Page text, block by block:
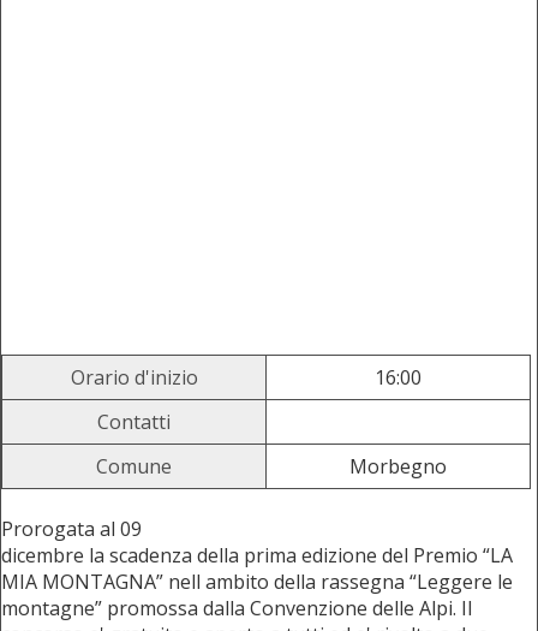
Orario d'inizio
16:00
Contatti
Comune
Morbegno
Prorogata al 09
dicembre la scadenza della prima edizione del Premio “LA
MIA MONTAGNA” nell ambito della rassegna “Leggere le
montagne” promossa dalla Convenzione delle Alpi. Il